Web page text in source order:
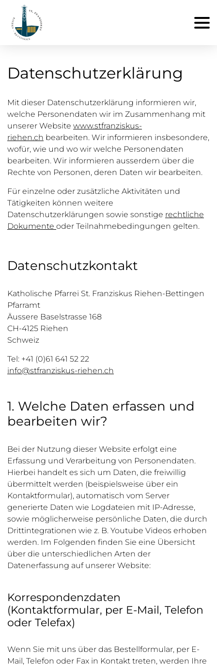
Datenschutzerklärung
Mit dieser Datenschutzerklärung informieren wir,
welche Personendaten wir im Zusammenhang mit
unserer Website www.stfranziskus-
riehen.ch bearbeiten. Wir informieren insbesondere,
wofür, wie und wo wir welche Personendaten
bearbeiten. Wir informieren ausserdem über die
Rechte von Personen, deren Daten wir bearbeiten.
Für einzelne oder zusätzliche Aktivitäten und
Tätigkeiten können weitere
Datenschutzerklärungen sowie sonstige rechtliche
Dokumente oder Teilnahmebedingungen gelten.
Datenschutzkontakt
Katholische Pfarrei St. Franziskus Riehen-Bettingen
Pfarramt
Äussere Baselstrasse 168
CH-4125 Riehen
Schweiz
Tel: +41 (0)61 641 52 22
info@stfranziskus-riehen.ch
1. Welche Daten erfassen und
bearbeiten wir?
Bei der Nutzung dieser Website erfolgt eine
Erfassung und Verarbeitung von Personendaten.
Hierbei handelt es sich um Daten, die freiwillig
übermittelt werden (beispielsweise über ein
Kontaktformular), automatisch vom Server
generierte Daten wie Logdateien mit IP-Adresse,
sowie möglicherweise persönliche Daten, die durch
Drittintegrationen wie z. B. Youtube Videos erhoben
werden. Im Folgenden finden Sie eine Übersicht
über die unterschiedlichen Arten der
Datenerfassung auf unserer Website:
Korrespondenzdaten
(Kontaktformular, per E-Mail, Telefon
oder Telefax)
Wenn Sie mit uns über das Bestellformular, per E-
Mail, Telefon oder Fax in Kontakt treten, werden Ihre